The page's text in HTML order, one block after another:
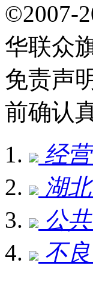
©2007-
华联众
免责声
前确认
经
湖
公
不